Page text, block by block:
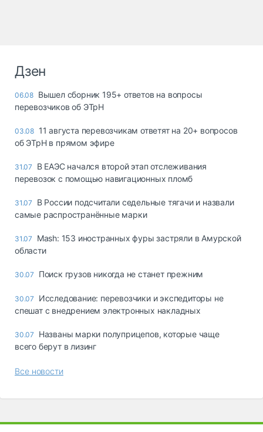
Дзен
06.08 Вышел сборник 195+ ответов на вопросы
перевозчиков об ЭТрН
03.08 11 августа перевозчикам ответят на 20+ вопросов
об ЭТрН в прямом эфире
31.07
В ЕАЭС начался второй этап отслеживания
перевозок с помощью навигационных пломб
31.07
В России подсчитали седельные тягачи и назвали
самые распространённые марки
31.07
Mash: 153 иностранных фуры застряли в Амурской
области
30.07 Поиск грузов никогда не станет прежним
30.07
Исследование: перевозчики и экспедиторы не
спешат с внедрением электронных накладных
30.07
Названы марки полуприцепов, которые чаще
всего берут в лизинг
Все новости